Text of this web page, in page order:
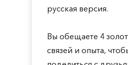
русская версия.
Вы обещаете 4
связей и опыта,